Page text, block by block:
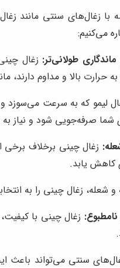
با زغال‌های سنتی مانند
می‌کنیم:
طولانی‌تر: زغال
حرارت بالا و مداوم
لیمو که به سرعت می‌سوزد
شما صرفه‌جویی شود و نیاز
زغال چینی برخلاف برخی
یابد.
شعله، زغال چینی را به
زغال چینی با
سنتی می‌تواند باعث